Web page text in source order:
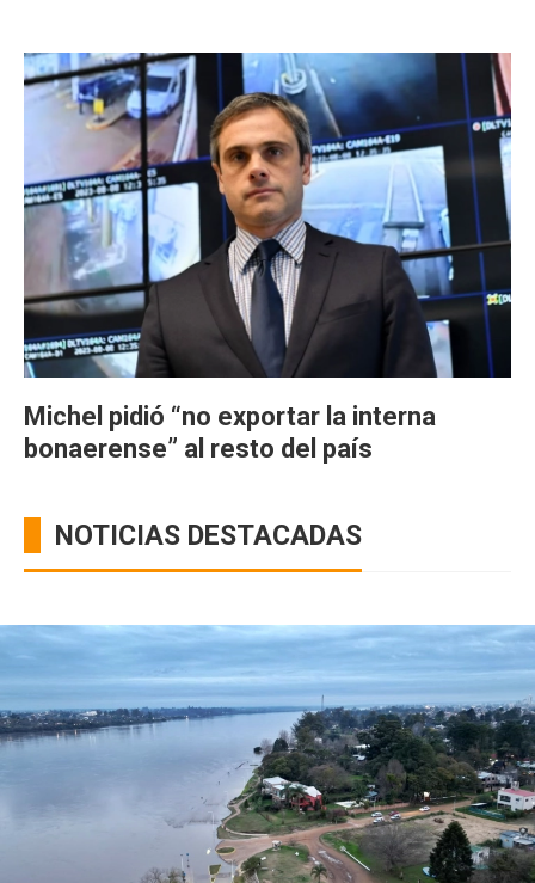
Michel pidió “no exportar la interna
bonaerense” al resto del país
NOTICIAS DESTACADAS